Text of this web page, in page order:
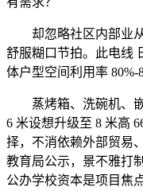
却忽略社区内部业从
舒服糊口节拍。此电线
体户型空间利用率 80%-
蒸烤箱、洗碗机、嵌
6 米设想升级至 8 米高
择，不消依赖外部贸易
教育局公示，景不雅打
公办学校资本是项目焦